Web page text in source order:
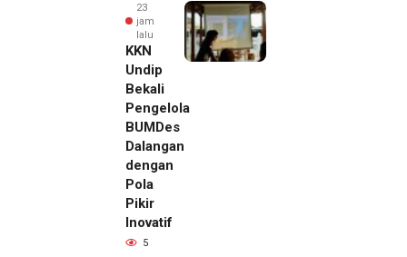
23
jam
lalu
KKN
Undip
Bekali
Pengelola
BUMDes
Dalangan
dengan
Pola
Pikir
Inovatif
5
23 jam lalu
Pemilik